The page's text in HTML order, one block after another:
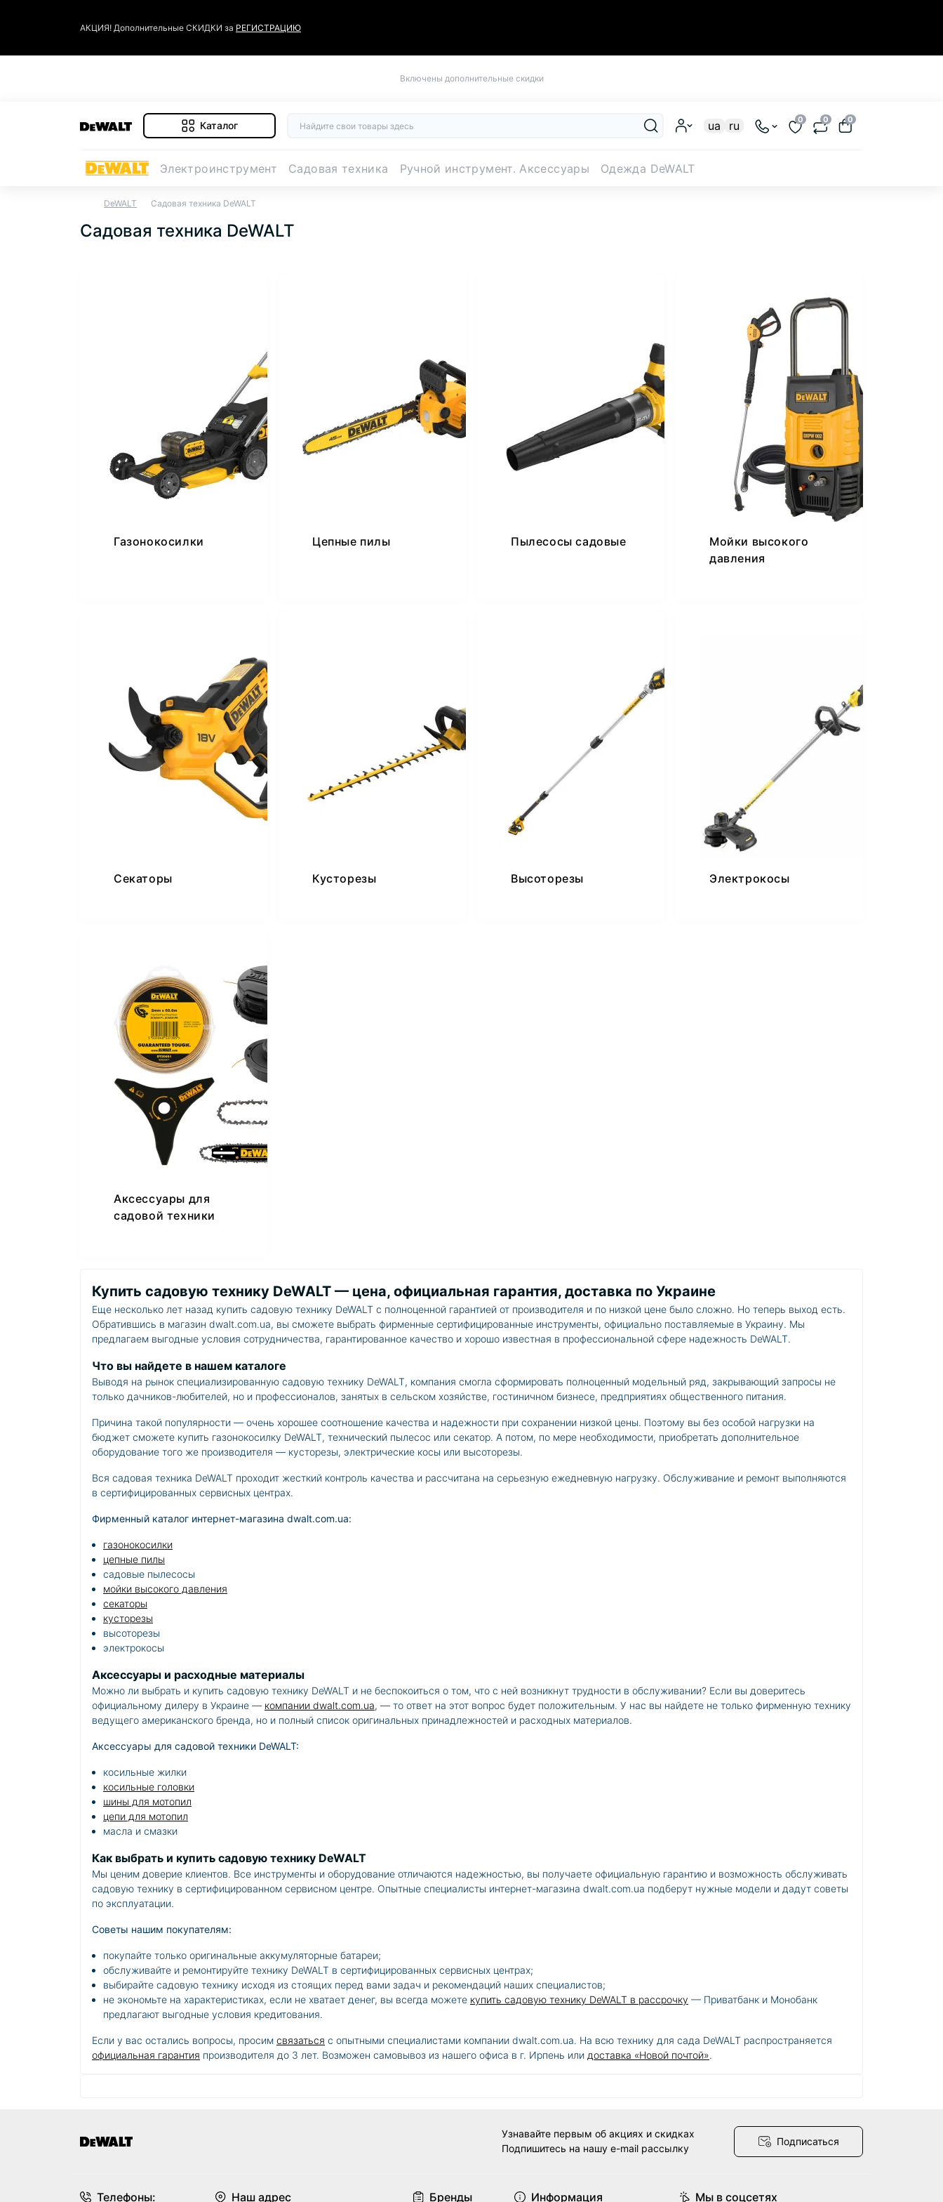
АКЦИЯ! Дополнительные СКИДКИ за РЕГИСТРАЦИЮ
Включены дополнительные скидки
Каталог ua ru 0 0 0
Электроинструмент Садовая техника Ручной инструмент. Аксессуары Одежда DeWALT
DeWALT Садовая техника DeWALT
Садовая техника DeWALT
Газонокосилки Цепные пилы Пылесосы садовые
Мойки высокого
давления
Секаторы Кусторезы Высоторезы Электрокосы
Аксессуары для
садовой техники
Купить садовую технику DeWALT — цена, официальная гарантия, доставка по Украине
Еще несколько лет назад купить садовую технику DeWALT с полноценной гарантией от производителя и по низкой цене было сложно. Но теперь выход есть.
Обратившись в магазин dwalt.com.ua, вы сможете выбрать фирменные сертифицированные инструменты, официально поставляемые в Украину. Мы
предлагаем выгодные условия сотрудничества, гарантированное качество и хорошо известная в профессиональной сфере надежность DeWALT.
Что вы найдете в нашем каталоге
Выводя на рынок специализированную садовую технику DeWALT, компания смогла сформировать полноценный модельный ряд, закрывающий запросы не
только дачников-любителей, но и профессионалов, занятых в сельском хозяйстве, гостиничном бизнесе, предприятиях общественного питания.
Причина такой популярности — очень хорошее соотношение качества и надежности при сохранении низкой цены. Поэтому вы без особой нагрузки на
бюджет сможете купить газонокосилку DeWALT, технический пылесос или секатор. А потом, по мере необходимости, приобретать дополнительное
оборудование того же производителя — кусторезы, электрические косы или высоторезы.
Вся садовая техника DeWALT проходит жесткий контроль качества и рассчитана на серьезную ежедневную нагрузку. Обслуживание и ремонт выполняются
в сертифицированных сервисных центрах.
Фирменный каталог интернет-магазина dwalt.com.ua:
газонокосилки
цепные пилы
садовые пылесосы
мойки высокого давления
секаторы
кусторезы
высоторезы
электрокосы
Аксессуары и расходные материалы
Можно ли выбрать и купить садовую технику DeWALT и не беспокоиться о том, что с ней возникнут трудности в обслуживании? Если вы доверитесь
официальному дилеру в Украине — компании dwalt.com.ua, — то ответ на этот вопрос будет положительным. У нас вы найдете не только фирменную технику
ведущего американского бренда, но и полный список оригинальных принадлежностей и расходных материалов.
Аксессуары для садовой техники DeWALT:
косильные жилки
косильные головки
шины для мотопил
цепи для мотопил
масла и смазки
Как выбрать и купить садовую технику DeWALT
Мы ценим доверие клиентов. Все инструменты и оборудование отличаются надежностью, вы получаете официальную гарантию и возможность обслуживать
садовую технику в сертифицированном сервисном центре. Опытные специалисты интернет-магазина dwalt.com.ua подберут нужные модели и дадут советы
по эксплуатации.
Советы нашим покупателям:
покупайте только оригинальные аккумуляторные батареи;
обслуживайте и ремонтируйте технику DeWALT в сертифицированных сервисных центрах;
выбирайте садовую технику исходя из стоящих перед вами задач и рекомендаций наших специалистов;
не экономьте на характеристиках, если не хватает денег, вы всегда можете купить садовую технику DeWALT в рассрочку — Приватбанк и Монобанк
предлагают выгодные условия кредитования.
Если у вас остались вопросы, просим связаться с опытными специалистами компании dwalt.com.ua. На всю технику для сада DeWALT распространяется
официальная гарантия производителя до 3 лет. Возможен самовывоз из нашего офиса в г. Ирпень или доставка «Новой почтой».
Узнавайте первым об акциях и скидках
Подпишитесь на нашу e-mail рассылку
Подписаться
Телефоны: Наш адрес Бренды Информация Мы в соцсетях